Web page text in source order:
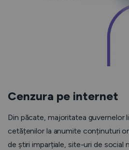
Cenzura pe internet
Din păcate, majoritatea guvernelor
cetățenilor la anumite conținuturi
de știri imparțiale, site-uri de social